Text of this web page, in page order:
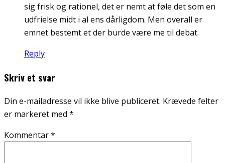
sig frisk og rationel, det er nemt at føle det som en
udfrielse midt i al ens dårligdom. Men overall er
emnet bestemt et der burde være me til debat.
Reply
Skriv et svar
Din e-mailadresse vil ikke blive publiceret. Krævede felter
er markeret med *
Kommentar*